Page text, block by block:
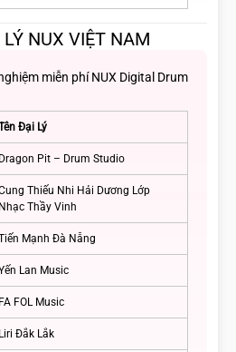
NUX VIỆT NAM
miễn phí NUX Digital Drum
Đại Lý
Dragon Pit – Drum Studio
Thiếu Nhi Hải Dương Lớp
Nhạc Thầy Vinh
Mạnh Đà Nẵng
Lan Music
FA FOL Music
Liri Đắk Lắk